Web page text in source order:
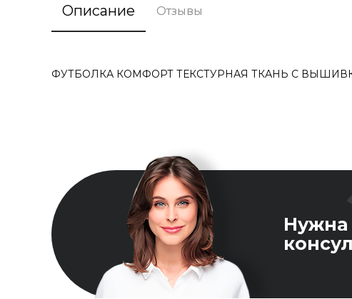
Описание Отзывы
ФУТБОЛКА КОМФОРТ ТЕКСТУРНАЯ ТКАНЬ С
Нужна